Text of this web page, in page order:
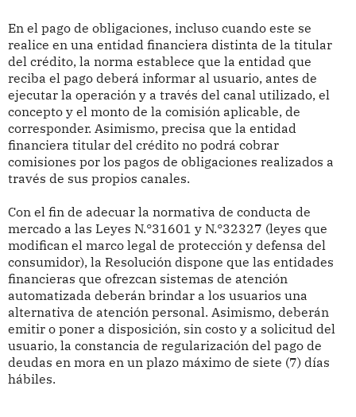
En el pago de obligaciones, incluso cuando este se
realice en una entidad financiera distinta de la titular
del crédito, la norma establece que la entidad que
reciba el pago deberá informar al usuario, antes de
ejecutar la operación y a través del canal utilizado, el
concepto y el monto de la comisión aplicable, de
corresponder. Asimismo, precisa que la entidad
financiera titular del crédito no podrá cobrar
comisiones por los pagos de obligaciones realizados a
través de sus propios canales.
Con el fin de adecuar la normativa de conducta de
mercado a las Leyes N.°31601 y N.°32327 (leyes que
modifican el marco legal de protección y defensa del
consumidor), la Resolución dispone que las entidades
financieras que ofrezcan sistemas de atención
automatizada deberán brindar a los usuarios una
alternativa de atención personal. Asimismo, deberán
emitir o poner a disposición, sin costo y a solicitud del
usuario, la constancia de regularización del pago de
deudas en mora en un plazo máximo de siete (7) días
hábiles.